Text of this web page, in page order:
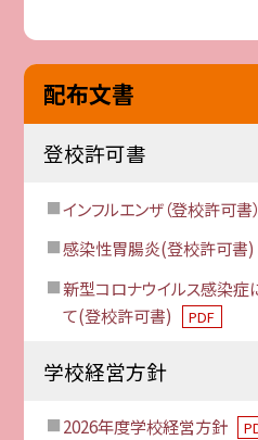
配布文書
登校許可書
インフルエンザ（登校許可書）
感染性胃腸炎(登校許可書)
新型コロナウイルス感染症
て(登校許可書)
PDF
学校経営方針
2026年度学校経営方針